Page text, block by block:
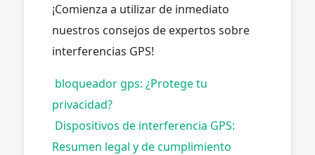
¡Comienza a utilizar de inmediato
nuestros consejos de expertos sobre
interferencias GPS!
bloqueador gps: ¿Protege tu
privacidad?
Dispositivos de interferencia GPS:
Resumen legal y de cumplimiento